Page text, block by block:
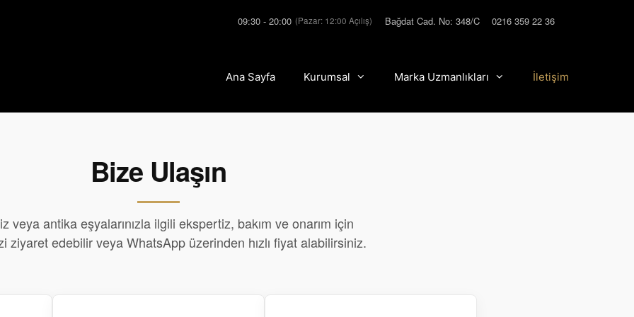
09:30 - 20:00 (Pazar: 12:00 Açılış) Bağdat Cad. No: 348/C 0216 359 22 36
Ana Sayfa Kurumsal Marka Uzmanlıkları İletişim
Bize Ulaşın
veya antika eşyalarınızla ilgili ekspertiz, bakım ve onarım için
ziyaret edebilir veya WhatsApp üzerinden hızlı fiyat alabilirsiniz.